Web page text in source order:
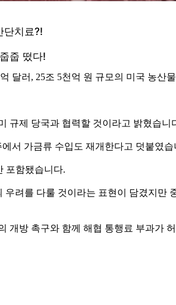
달러, 25조 5천억 원 규모의 미국 농산
규제 당국과 협력할 것이라고 밝혔습니
서 가금류 수입도 재개한다고 덧붙였습
포함됐습니다.
려를 다룰 것이라는 표현이 담겼지만
개방 촉구와 함께 해협 통행료 부과가